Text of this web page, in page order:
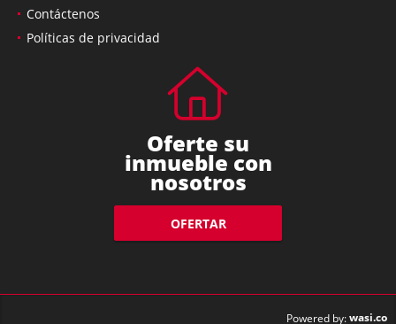
Contáctenos
Políticas de privacidad
Oferte su
inmueble con
nosotros
OFERTAR
Powered by:wasi.co